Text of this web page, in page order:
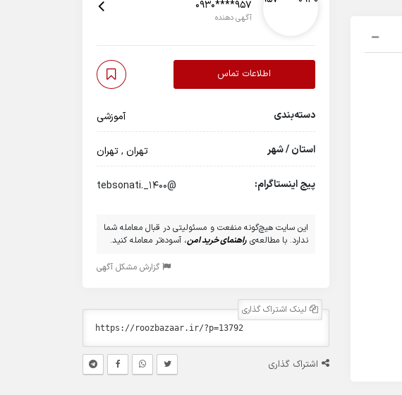
0930****957
آگهی دهنده
اطلاعات تماس
دسته‌بندی آموزشی
استان / شهر تهران ,تهران
پیج اینستاگرام: @tebsonati._1400
این سایت هیچ‌گونه منفعت و مسئولیتی در قبال معامله شما
ندارد. با مطالعه‌ی راهنمای خرید امن، آسوده‌تر معامله کنید.
گزارش مشکل آگهی
لینک اشتراک گذاری
اشتراک گذاری